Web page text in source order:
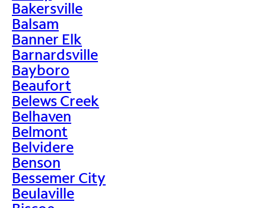
Bakersville
Balsam
Banner Elk
Barnardsville
Bayboro
Beaufort
Belews Creek
Belhaven
Belmont
Belvidere
Benson
Bessemer City
Beulaville